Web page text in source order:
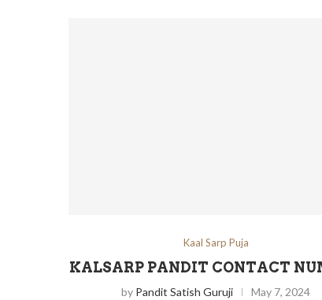
Kaal Sarp Puja
KALSARP PANDIT CONTACT
by Pandit Satish Guruji May 7, 2024